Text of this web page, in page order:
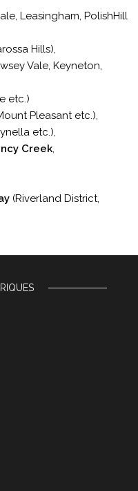
Leasingham, PolishHill
Hills),
Vale, Keyneton,
etc.)
Pleasant etc.),
etc.),
Creek,
(Riverland District,